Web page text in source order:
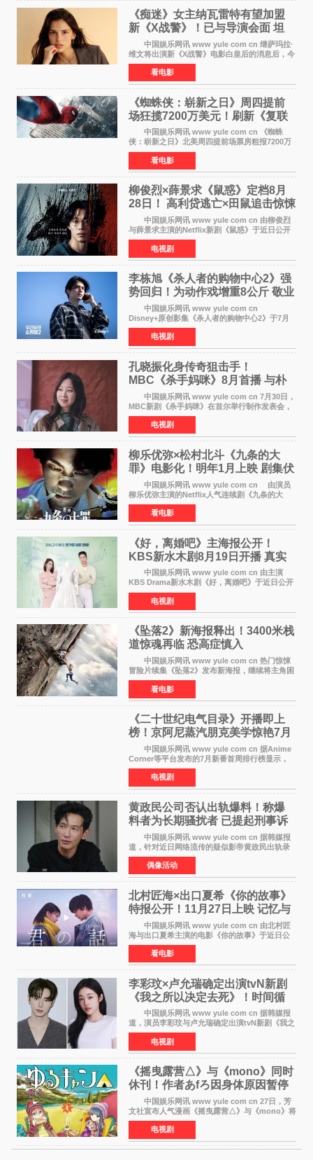
《痴迷》女主纳瓦雷特有望加盟
新《X战警》！已与导演会面 坦
言“魔形女一直很酷”
中国娱乐网讯 www yule com cn 继萨玛拉·
维文将出演新《X战警》电影白皇后的消息后，今
年暑期档大热恐怖片《痴迷》女主角印达·纳瓦雷
特也有望加盟这部备受瞩目的漫威新作——目前
还处于有
看电影
《蜘蛛侠：崭新之日》周四提前
场狂揽7200万美元！刷新《复联
4》保持影史纪录
中国娱乐网讯 www yule com cn 《蜘蛛
侠：崭新之日》北美周四提前场票房粗报7200万
美元，创下影史单片北美提前场票房新纪录——
此前该纪录由《复仇者联盟4：终局之战》的6000
万美元保持，本
看电影
柳俊烈×薛景求《鼠惑》定档8月
28日！ 高利贷逃亡×田鼠追击惊悚
来袭
中国娱乐网讯 www yule com cn 由柳俊烈
与薛景求主演的Netflix新剧《鼠惑》于近日公开
主海报，正式定档8月28日上线。 海报中，柳
俊烈与薛景求背对背站立，各自朝向相反方向，
幽暗的色调与
电视剧
李栋旭《杀人者的购物中心2》强
势回归！为动作戏增重8公斤 敬业
获赞
中国娱乐网讯 www yule com cn
Disney+原创影集《杀人者的购物中心2》于7月
22日正式上线，由男神李栋旭主演的郑进湾以2 0
完全体强势回归。该剧第一季曾被《纽约时报》
评选为全球最佳影集之一
电视剧
孔晓振化身传奇狙击手！
MBC《杀手妈咪》8月首播 与朴
恩斌展开收视对决
中国娱乐网讯 www yule com cn 7月30日，
MBC新剧《杀手妈咪》在首尔举行制作发表会，
主演孔晓振、郑准元、李相二、无真星、崔宇
成、李银泉等人一同出席，为新剧宣传造势。这
是孔晓振继《毛骨
电视剧
柳乐优弥×松村北斗《九条的大
罪》电影化！明年1月上映 剧集伏
笔将全面揭晓
中国娱乐网讯 www yule com cn 由演员
柳乐优弥主演的Netflix人气连续剧《九条的大
罪》正式宣布改编为电影，将于明年1月8日全国
上映。柳乐优弥与SixTONES松村北斗再度联
手，为观众带来这部
看电影
《好，离婚吧》主海报公开！
KBS新水木剧8月19日开播 真实
离婚体验记来袭
中国娱乐网讯 www yule com cn 由主演
KBS Drama新水木剧《好，离婚吧》于近日公开
主海报，正式进入开播倒计时。 海报中，男
女主角背对背站立，各自望向不同方向，中央的
空白与冷漠的表情
电视剧
《坠落2》新海报释出！3400米栈
道惊魂再临 恐高症慎入
中国娱乐网讯 www yule com cn 热门惊悚
冒险片续集《坠落2》发布新海报，继续将主角困
于绝境高处——这一次，是摇摇欲坠的徒步栈
道。该片将于今年9月2日北美上映，恐高症患者
请提前做好心理
看电影
《二十世纪电气目录》开播即上
榜！京阿尼蒸汽朋克美学惊艳7月
新番季
中国娱乐网讯 www yule com cn 据Anime
Corner等平台发布的7月新番首周排行榜显示，
由京都动画制作的《二十世纪电气目录》在多个
榜单中表现亮眼，位列AniLab全球TOP10第十
名。该剧改编自结
电视剧
黄政民公司否认出轨爆料！称爆
料者为长期骚扰者 已提起刑事诉
中国娱乐网讯 www yule com cn 据韩媒报
道，针对近日网络流传的疑似影帝黄政民出轨录
音及短信爆料，黄政民所属经纪公司于今日正式
发表声明，明确否认相关传闻。 公司表示，
爆料者是一名长
偶像活动
北村匠海×出口夏希《你的故事》
特报公开！11月27日上映 记忆与
初恋的奇幻交织
中国娱乐网讯 www yule com cn 由北村匠
海与出口夏希主演的电影《你的故事》于近日公
开特报影像，正式定档11月27日上映。 本片
改编自三秋缒同名小说，编剧由曾执笔《孤独摇
滚！》的吉田惠
看电影
李彩玟×卢允瑞确定出演tvN新剧
《我之所以决定去死》！时间循
环青春爱情来袭
中国娱乐网讯 www yule com cn 据韩媒报
道，演员李彩玟与卢允瑞确定出演tvN新剧《我之
所以决定去死》，分别担任男女主角。该剧预计
将于明年播出，引发观众期待。 本剧改编自
NAVER同名人气
电视剧
《摇曳露营△》与《mono》同时
休刊！作者あfろ因身体原因暂停
双连载
中国娱乐网讯 www yule com cn 27日，芳
文社宣布人气漫画《摇曳露营△》与《mono》将
暂停连载一段时间，原因是漫画家あfろ身体状况
不佳。 编辑部表示：一直承蒙各位对
《mono》的喜爱，
电视剧